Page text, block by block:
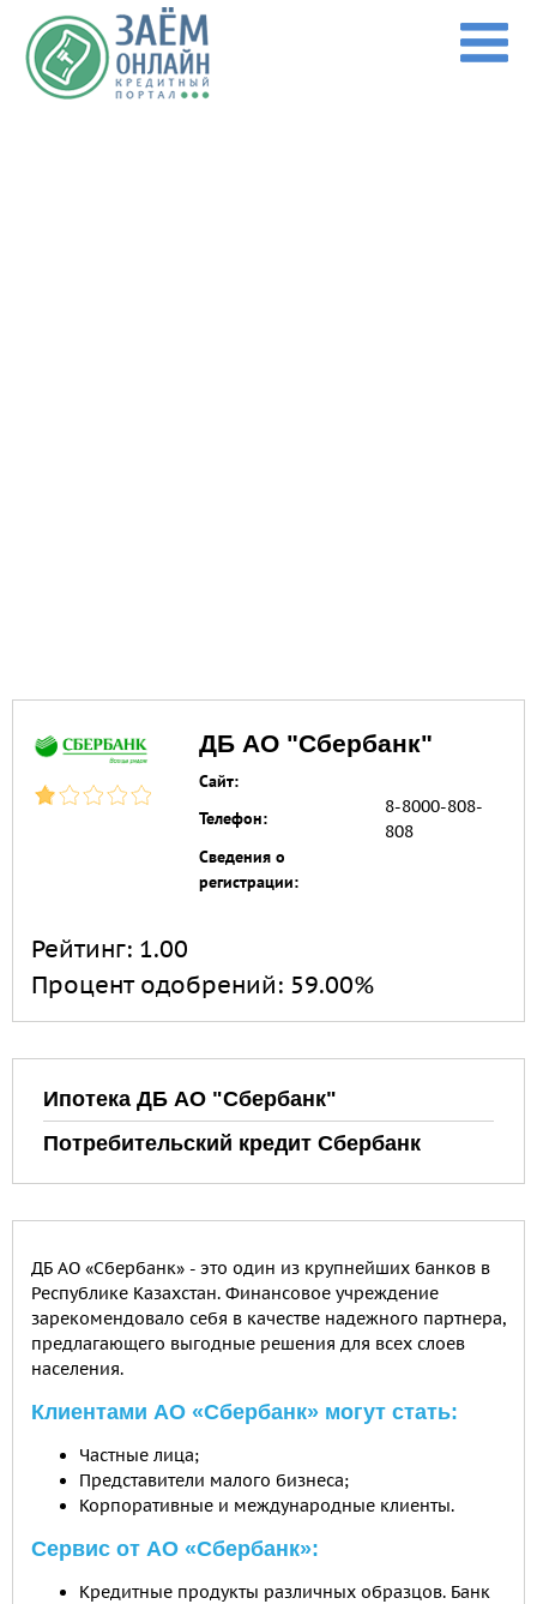
Перейти к основному содержанию
ДБ АО "Сбербанк"
Сайт:
Телефон:
8-8000-808-
808
Сведения о
регистрации:
Рейтинг: 1.00
Процент одобрений: 59.00%
Ипотека ДБ АО "Сбербанк"
Потребительский кредит Сбербанк
ДБ АО «Сбербанк» - это один из крупнейших банков в
Республике Казахстан. Финансовое учреждение
зарекомендовало себя в качестве надежного партнера,
предлагающего выгодные решения для всех слоев
населения.
Клиентами АО «Сбербанк» могут стать:
Частные лица;
Представители малого бизнеса;
Корпоративные и международные клиенты.
Сервис от АО «Сбербанк»:
Кредитные продукты различных образцов. Банк